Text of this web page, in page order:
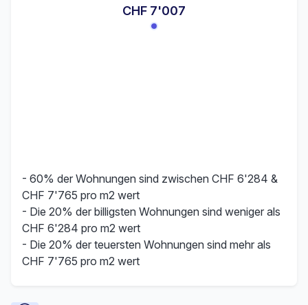
CHF 7'007
- 60% der Wohnungen sind zwischen CHF 6'284 &
CHF 7'765 pro m2 wert
- Die 20% der billigsten Wohnungen sind weniger als
CHF 6'284 pro m2 wert
- Die 20% der teuersten Wohnungen sind mehr als
CHF 7'765 pro m2 wert